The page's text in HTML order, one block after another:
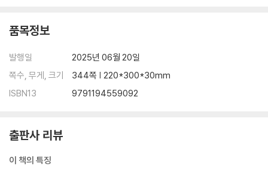
품목정보
발행일
2025년 06월 20일
쪽수, 무게, 크기
344쪽 | 220*300*30mm
ISBN13
9791194559092
출판사 리뷰
이 책의 특징